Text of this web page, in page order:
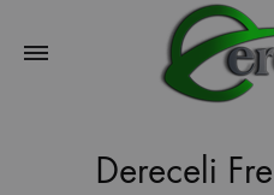
Dereceli